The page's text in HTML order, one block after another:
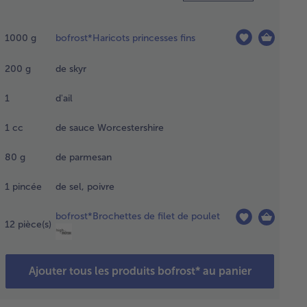
1000 g bofrost*Haricots princesses fins
200 g de skyr
1 d'ail
1 cc de sauce Worcestershire
80 g de parmesan
1 pincée de sel, poivre
12 pièce(s)
bofrost*Brochettes de filet de poulet
Ajouter tous les produits bofrost* au panier
à
une
et
de
à